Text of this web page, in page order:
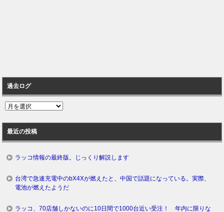
過去ログ
過
ロ
グ
最近の投稿
ラッコ情報の最終版。じっくり解説します
台湾で急速充電中のbX4Xが燃えたと、中国で話題になっている。実際、
電池が燃えたようだ
ラッコ、70店舗しかないのに10日間で1000台近い受注！ 年内に限りな